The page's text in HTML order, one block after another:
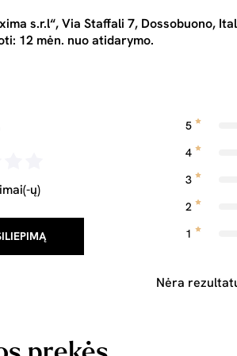
s.r.l“, Via Staffali 7, Dossobuono,
12 mėn. nuo atidarymo.
ų)
5
4
3
2
1
Nėra